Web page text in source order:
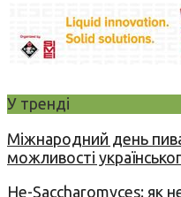
У тренді
Міжнародний день
можливості
Не-Saccharomyces: як